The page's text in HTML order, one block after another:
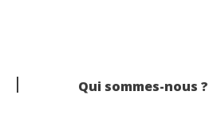
Qui sommes-nous ?